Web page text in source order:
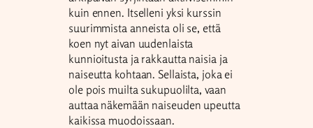
kuin ennen. Itselleni yksi kurssin
suurimmista anneista oli se, että
koen nyt aivan uudenlaista
kunnioitusta ja rakkautta naisia ja
naiseutta kohtaan. Sellaista, joka ei
ole pois muilta sukupuolilta, vaan
auttaa näkemään naiseuden upeutta
kaikissa muodoissaan.